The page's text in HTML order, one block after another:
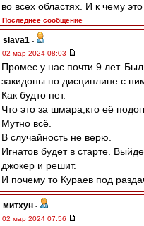
во всех областях. И к чему
Последнее сообщение
slava1 -
02 мар 2024 08:03
Промес у нас почти 9 лет.
закидоны по дисциплине с
Как будто нет.
Что это за шмара,кто её
Мутно всё.
В случайность не верю.
Игнатов будет в старте.
джокер и решит.
И почему то Кураев под
митхун -
02 мар 2024 07:56